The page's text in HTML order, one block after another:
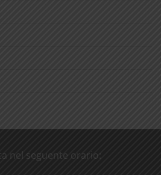
nel seguente orario: